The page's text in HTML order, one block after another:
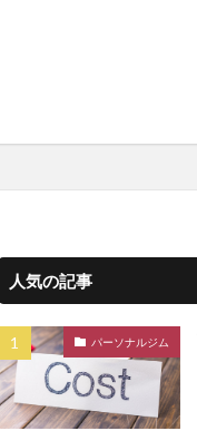
人気の記事
パーソナルジム